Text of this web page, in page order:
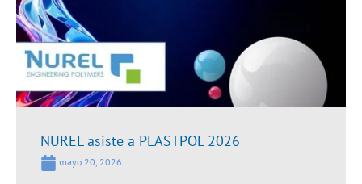
NUREL asiste a PLASTPOL 2026
mayo 20, 2026